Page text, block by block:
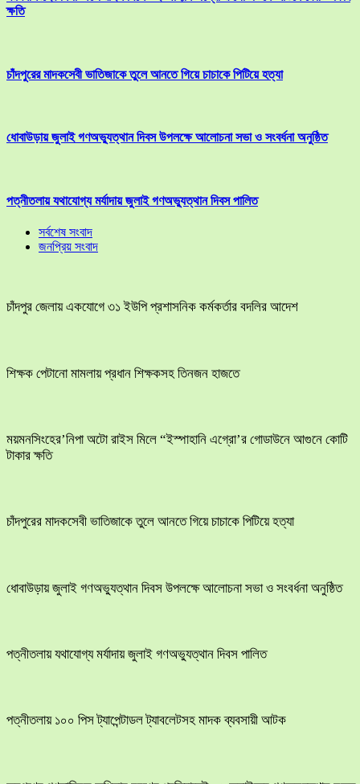
ক্ষতি
চাঁদপুরের মাদকসেবী ভাতিজাকে তুলে আনতে গিয়ে চাচাকে পিটিয়ে হত্যা
ধোবাউড়ায় জুলাই গণঅভ্যুত্থান দিবস উপলক্ষে আলোচনা সভা ও সংবর্ধনা অনুষ্ঠিত
পত্নীতলায় যথাযোগ্য মর্যাদায় জুলাই গণঅভ্যুত্থান দিবস পালিত
সর্বশেষ সংবাদ
জনপ্রিয় সংবাদ
চাঁদপুর জেলায় একযোগে ৩১ ইউপি প্রশাসনিক কর্মকর্তার বদলির আদেশ
শিক্ষক পেটানো মামলায় প্রধান শিক্ষকসহ তিনজন হাজতে
ময়মনসিংহের’নিপা অটো রাইস মিলে “ইস্পাহানি এগ্রো’র গোডাউনে আগুনে কোটি
টাকার ক্ষতি
চাঁদপুরের মাদকসেবী ভাতিজাকে তুলে আনতে গিয়ে চাচাকে পিটিয়ে হত্যা
ধোবাউড়ায় জুলাই গণঅভ্যুত্থান দিবস উপলক্ষে আলোচনা সভা ও সংবর্ধনা অনুষ্ঠিত
পত্নীতলায় যথাযোগ্য মর্যাদায় জুলাই গণঅভ্যুত্থান দিবস পালিত
পত্নীতলায় ১০০ পিস ট্যাপেন্টাডল ট্যাবলেটসহ মাদক ব্যবসায়ী আটক